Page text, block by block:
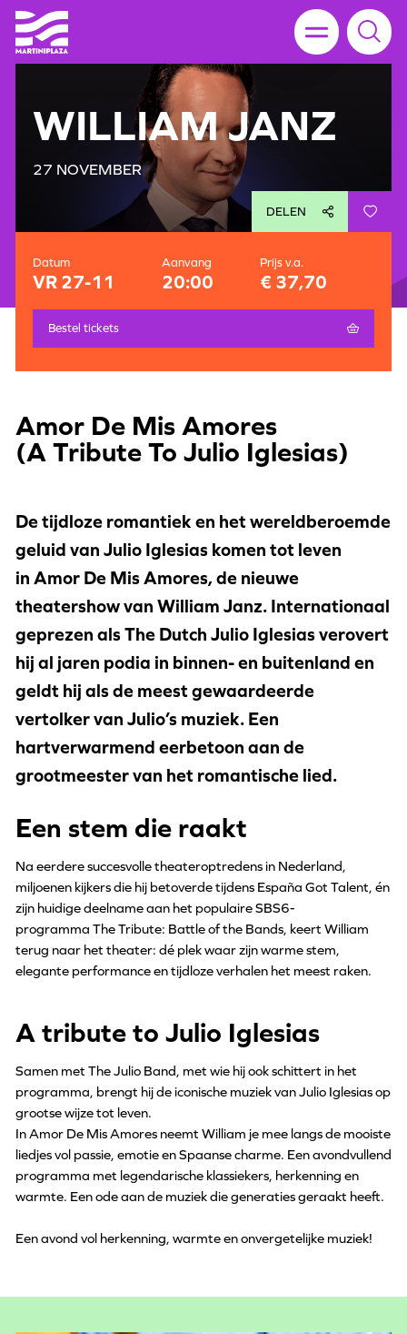
WILLIAM JANZ
27 NOVEMBER
Amor De Mis Amores
(A Tribute To Julio Iglesias)
De tijdloze romantiek en het wereldberoemde
geluid van Julio Iglesias komen tot leven
in Amor De Mis Amores, de nieuwe
theatershow van William Janz. Internationaal
geprezen als The Dutch Julio Iglesias verovert
hij al jaren podia in binnen- en buitenland en
geldt hij als de meest gewaardeerde
vertolker van Julio’s muziek. Een
hartverwarmend eerbetoon aan de
grootmeester van het romantische lied.
Een stem die raakt
Na eerdere succesvolle theateroptredens in Nederland,
miljoenen kijkers die hij betoverde tijdens España Got Talent, én
zijn huidige deelname aan het populaire SBS6-
programma The Tribute: Battle of the Bands, keert William
terug naar het theater: dé plek waar zijn warme stem,
elegante performance en tijdloze verhalen het meest raken.
A tribute to Julio Iglesias
Samen met The Julio Band, met wie hij ook schittert in het
programma, brengt hij de iconische muziek van Julio Iglesias op
grootse wijze tot leven.
In Amor De Mis Amores neemt William je mee langs de mooiste
liedjes vol passie, emotie en Spaanse charme. Een avondvullend
programma met legendarische klassiekers, herkenning en
warmte. Een ode aan de muziek die generaties geraakt heeft.
Een avond vol herkenning, warmte en onvergetelijke muziek!
DELEN
Datum
VR 27-11
Aanvang
20:00
Prijs v.a.
€ 37,70
Bestel tickets